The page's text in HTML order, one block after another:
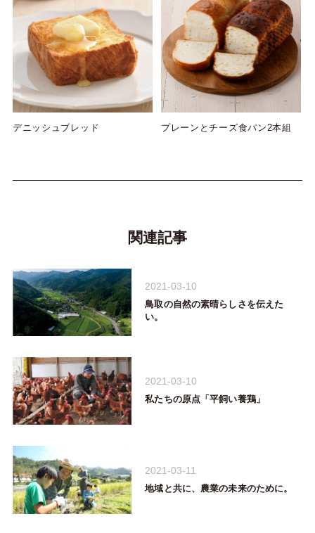
デニッシュブレッド プレーンとチーズ食パン2本組
関連記事
2021-03-10
鳥取の自然の素晴らしさを伝えた
い。
2021-03-10
私たちの原点「平飼い養鶏」
2021-03-11
地域と共に、農業の未来のために。